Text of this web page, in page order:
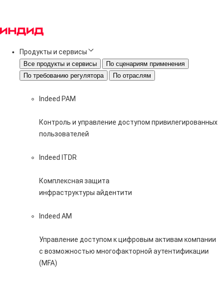
Продукты и сервисы
Все продукты и сервисы
По сценариям применения
По требованию регулятора
По отраслям
Indeed PAM
Контроль и управление доступом привилегированных
пользователей
Indeed ITDR
Комплексная защита
инфраструктуры айдентити
Indeed AM
Управление доступом к цифровым активам компании
с возможностью многофакторной аутентификации
(MFA)